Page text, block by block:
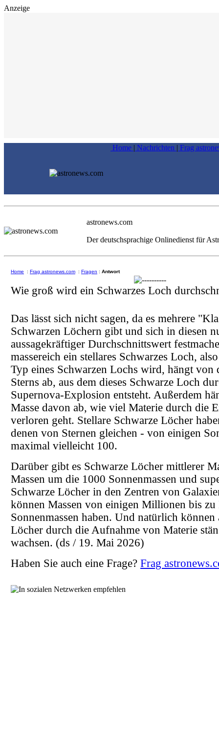
Anzeige
Home | Nachrichten | Frag
astronews.com
Der deutschsprachige Onlinedienst für
Home : Frag astronews.com : Fragen : Antwort
Wie groß wird ein Schwarzes Loch
Das lässt sich nicht sagen, da es mehrere
Schwarzen Löchern gibt und sich in diesen
aussagekräftiger Durchschnittswert
massereich ein stellares Schwarzes Loch,
Typ eines Schwarzen Lochs wird, hängt von
Sterns ab, aus dem dieses Schwarze Loch
Supernova-Explosion entsteht. Außerdem
Masse davon ab, wie viel Materie durch die
verloren geht. Stellare Schwarze Löcher
denen von Sternen gleichen - von einigen
maximal vielleicht 100.
Darüber gibt es Schwarze Löcher mittlerer
Massen um die 1000 Sonnenmassen und
Schwarze Löcher in den Zentren von
können Massen von einigen Millionen bis
Sonnenmassen haben. Und natürlich können
Löcher durch die Aufnahme von Materie
wachsen. (ds / 19. Mai 2026)
Haben Sie auch eine Frage? Frag